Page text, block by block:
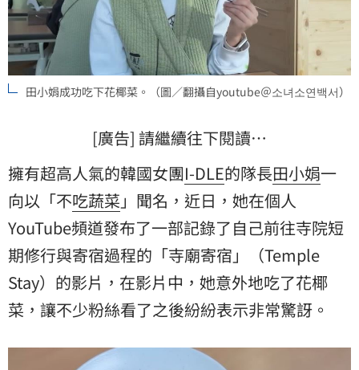
田小娟成功吃下花椰菜。（圖／翻攝自youtube＠소녀소연백서）
[廣告] 請繼續往下閱讀…
擁有超高人氣的韓國女團I-DLE的隊長田小娟一
向以「不吃蔬菜 」聞名，近日，她在個人
YouTube頻道發布了一部記錄了自己前往寺院短
期修行與寄宿過程的「寺廟寄宿」（Temple
Stay）的影片，在影片中，她意外地吃了花椰
菜，讓不少粉絲看了之後紛紛表示非常驚訝。